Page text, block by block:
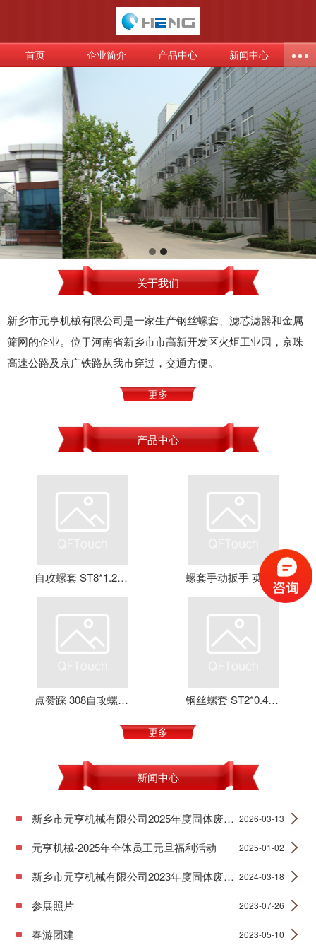
首页 企业简介 产品中心 新闻中心
关于我们
新乡市元亨机械有限公司是一家生产钢丝螺套、滤芯滤器和金属
筛网的企业。位于河南省新乡市市高新开发区火炬工业园，京珠
高速公路及京广铁路从我市穿过，交通方便。
更多
产品中心
自攻螺套 ST8*1.25*16 钢丝螺套 牙套 护套 元亨机械
点赞踩 308自攻螺套 元亨机械 铝合金 不锈钢 可定制 加强螺纹 钢丝螺套 ST2*0.4*4 丝套 钢丝牙套 护套 元亨机械
更多
新闻中心
新乡市元亨机械有限公司2025年度固体废物产生信息公示 2026-03-13
元亨机械-2025年全体员工元旦福利活动 2025-01-02
新乡市元亨机械有限公司2023年度固体废物产生信息公示 2024-03-18
参展照片 2023-07-26
春游团建 2023-05-10